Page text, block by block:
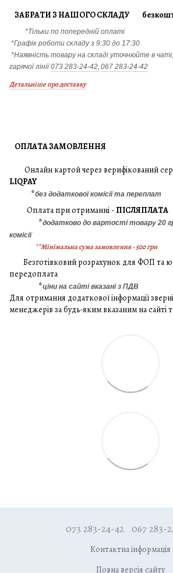
ЗАБРАТИ З НАШОГО СКЛАДУ
*Тільки по попередній оплаті
*Графік роботи складу з 9:30 до 17:30
*Наявність товару на складі уточнюйте в
гарячої лінії073 283-24-42, 067 283-24-42
Детальніше про доставку
ОПЛАТА ЗАМОВЛЕННЯ
Онлайн картой через верифікований
LIQPAY
*без додаткової комісії та переплат
Оплата при отриманні - ПІСЛЯПЛАТА
*додатково до вартості товару 20
комісії
**Мінімальна сума замовлення - 500 грн
Безготівковий розрахунок для ФОП та
передоплата
*ціни на сайті вказані з ПДВ
Для отримання додаткової інформації
менеджерів за будь-яким вказаним на сайті
073 283-24-42 067 283-
Контактна інформація
Повна версія сайту